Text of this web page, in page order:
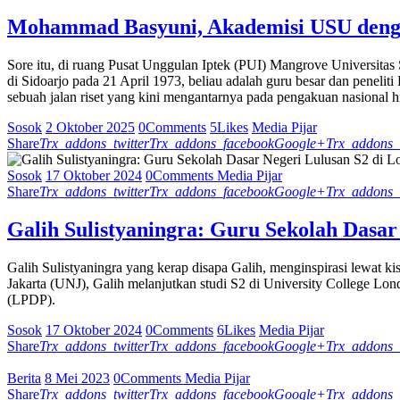
Mohammad Basyuni, Akademisi USU
Sore itu, di ruang Pusat Unggulan Iptek (PUI) Mangrove
di Sidoarjo pada 21 April 1973, beliau adalah guru besar dan
sebuah jalan riset yang kini mengantarnya pada pengakuan nasional
Sosok 2 Oktober 2025 0Comments 5Likes Media Pijar
ShareTrx_addons_twitterTrx_addons_facebookGoogle+
Sosok 17 Oktober 2024 0Comments Media Pijar
ShareTrx_addons_twitterTrx_addons_facebookGoogle+
Galih Sulistyaningra: Guru Sekolah
Galih Sulistyaningra yang kerap disapa Galih, menginspirasi lewat
Jakarta (UNJ), Galih melanjutkan studi S2 di University College
(LPDP).
Sosok 17 Oktober 2024 0Comments 6Likes Media Pijar
ShareTrx_addons_twitterTrx_addons_facebookGoogle+
Berita 8 Mei 2023 0Comments Media Pijar
ShareTrx_addons_twitterTrx_addons_facebookGoogle+